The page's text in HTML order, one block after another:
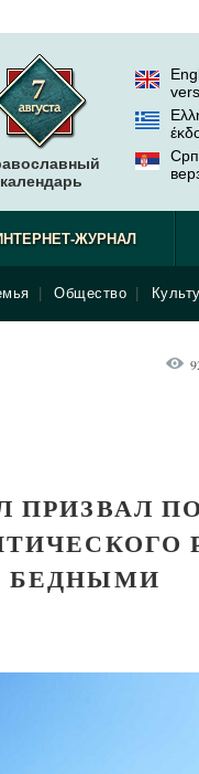
календарь
ЖУРНАЛ
Общество
ПРИЗВАЛ
БЕДНЫМИ